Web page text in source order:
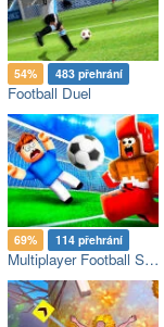
54% 483 přehrání
Football Duel
69% 114 přehrání
Multiplayer Football Soccer 3D